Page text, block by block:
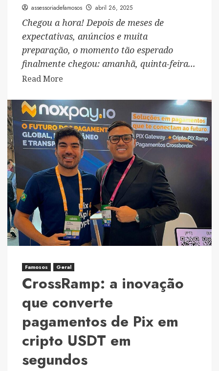
trajetória
de
que
agora
navega
mar
assessoriadefamosos abril 26, 2025
Chegou a hora! Depois de meses de
expectativas, anúncios e muita
preparação, o momento tão esperado
finalmente chegou: amanhã, quinta-feira...
Read More
about
Contagem
regressiva
encerrando:
é
amanhã
o
embarque
para
o
Cruzeiro
On
Board
Festival,
o
mais
aguardado
do
ano!
Famosos Geral
CrossRamp: a inovação
que converte
pagamentos de Pix em
cripto USDT em
segundos